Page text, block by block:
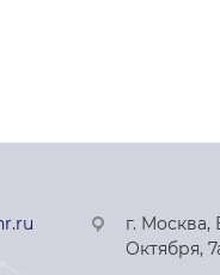
г. Москва,
Октября,